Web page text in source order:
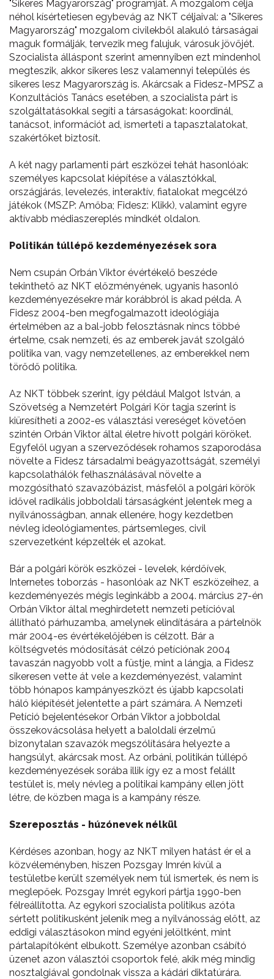
"Sikeres Magyarország" programját. A mozgalom célja
néhol kísértetiesen egybevág az NKT céljaival: a "Sikeres
Magyarország" mozgalom civilekből alakuló társaságai
maguk formálják, tervezik meg falujuk, városuk jövőjét.
Szocialista álláspont szerint amennyiben ezt mindenhol
megteszik, akkor sikeres lesz valamennyi település és
sikeres lesz Magyarország is. Akárcsak a Fidesz-MPSZ a
Konzultációs Tanács esetében, a szocialista párt is
szolgáltatásokkal segíti a társaságokat: koordinál,
tanácsot, információt ad, ismerteti a tapasztalatokat,
szakértőket biztosít.
A két nagy parlamenti párt eszközei tehát hasonlóak:
személyes kapcsolat kiépítése a választókkal,
országjárás, levelezés, interaktív, fiatalokat megcélzó
játékok (MSZP: Amőba; Fidesz: Klikk), valamint egyre
aktívabb médiaszereplés mindkét oldalon.
Politikán túllépő kezdeményezések sora
Nem csupán Orbán Viktor évértékelő beszéde
tekinthető az NKT előzményének, ugyanis hasonló
kezdeményezésekre már korábbról is akad példa. A
Fidesz 2004-ben megfogalmazott ideológiája
értelmében az a bal-jobb felosztásnak nincs többé
értelme, csak nemzeti, és az emberek javát szolgáló
politika van, vagy nemzetellenes, az emberekkel nem
törődő politika.
Az NKT többek szerint, így például Malgot István, a
Szövetség a Nemzetért Polgári Kör tagja szerint is
kiüresítheti a 2002-es választási vereséget követően
szintén Orbán Viktor által életre hívott polgári köröket.
Egyfelől ugyan a szerveződések rohamos szaporodása
növelte a Fidesz társadalmi beágyazottságát, személyi
kapcsolathálók felhasználásával növelte a
mozgósítható szavazóbázist, másfelől a polgári körök
idővel radikális jobboldali társaságként jelentek meg a
nyilvánosságban, annak ellenére, hogy kezdetben
névleg ideológiamentes, pártsemleges, civil
szervezetként képzelték el azokat.
Bár a polgári körök eszközei - levelek, kérdőívek,
Internetes toborzás - hasonlóak az NKT eszközeihez, a
kezdeményezés mégis leginkább a 2004. március 27-én
Orbán Viktor által meghirdetett nemzeti petícióval
állítható párhuzamba, amelynek elindítására a pártelnök
már 2004-es évértékelőjében is célzott. Bár a
költségvetés módosítását célzó petíciónak 2004
tavaszán nagyobb volt a füstje, mint a lángja, a Fidesz
sikeresen vette át vele a kezdeményezést, valamint
több hónapos kampányeszközt és újabb kapcsolati
háló kiépítését jelentette a párt számára. A Nemzeti
Petíció bejelentésekor Orbán Viktor a jobboldal
összekovácsolása helyett a baloldali érzelmű
bizonytalan szavazók megszólítására helyezte a
hangsúlyt, akárcsak most. Az orbáni, politikán túllépő
kezdeményezések sorába illik így ez a most felállt
testület is, mely névleg a politikai kampány ellen jött
létre, de közben maga is a kampány része.
Szereposztás - húzónevek nélkül
Kérdéses azonban, hogy az NKT milyen hatást ér el a
közvéleményben, hiszen Pozsgay Imrén kívül a
testületbe került személyek nem túl ismertek, és nem is
meglepőek. Pozsgay Imrét egykori pártja 1990-ben
félreállította. Az egykori szocialista politikus azóta
sértett politikusként jelenik meg a nyilvánosság előtt, az
eddigi választásokon mind egyéni jelöltként, mint
pártalapítóként elbukott. Személye azonban csábító
üzenet azon választói csoportok felé, akik még mindig
nosztalgiával gondolnak vissza a kádári diktatúrára.